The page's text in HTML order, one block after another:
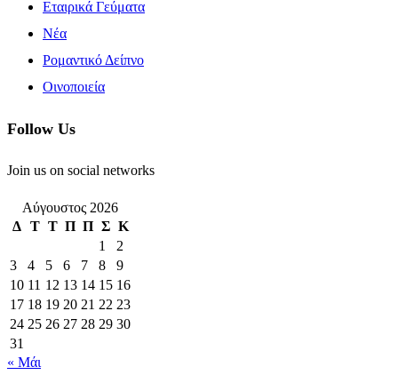
Εταιρικά Γεύματα
Νέα
Ρομαντικό Δείπνο
Οινοποιεία
Follow Us
Join us on social networks
Αύγουστος 2026
Δ Τ Τ Π Π Σ Κ
1
2
3
4 5 6 7 8
9
10 11 12 13 14 15 16
17 18 19 20 21 22 23
24 25 26 27 28 29 30
31
« Μάι